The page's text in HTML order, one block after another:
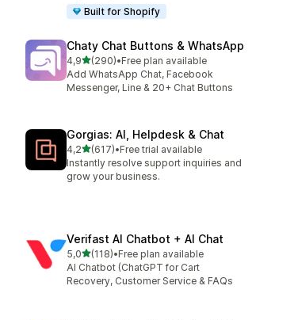
Built for Shopify
Chaty Chat Buttons & WhatsApp
4,9z 5 hvězd
(290)
Celkový počet recenzí: 290
•Free plan available
Add WhatsApp Chat, Facebook
Messenger, Line & 20+ Chat Buttons
Gorgias: AI, Helpdesk & Chat
4,2z 5 hvězd
(617)
Celkový počet recenzí: 617
•Free trial available
Instantly resolve support inquiries and
grow your business.
Verifast AI Chatbot + AI Chat
5,0z 5 hvězd
(118)
Celkový počet recenzí: 118
•Free plan available
AI Chatbot (ChatGPT for Cart
Recovery, Customer Service & FAQs